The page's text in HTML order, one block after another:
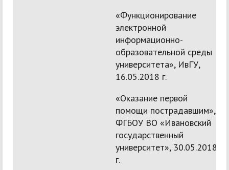
«Функционирование
электронной
информационно-
образовательной среды
университета», ИвГУ,
16.05.2018 г.
«Оказание первой
помощи пострадавшим»,
ФГБОУ ВО «Ивановский
государственный
университет», 30.05.2018
г.